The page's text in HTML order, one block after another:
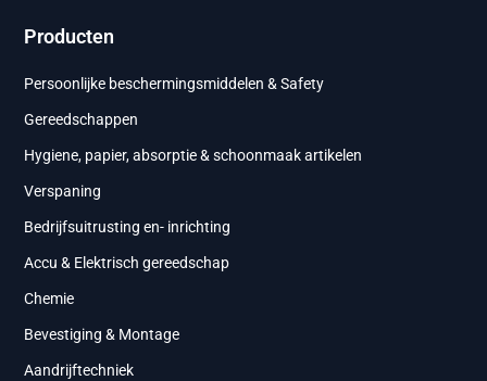
Producten
Persoonlijke beschermingsmiddelen & Safety
Gereedschappen
Hygiene, papier, absorptie & schoonmaak artikelen
Verspaning
Bedrijfsuitrusting en- inrichting
Accu & Elektrisch gereedschap
Chemie
Bevestiging & Montage
Aandrijftechniek